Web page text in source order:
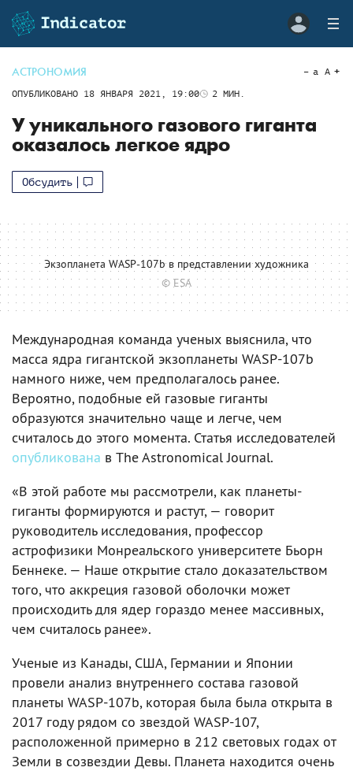
АСТРОНОМИЯ
ОПУБЛИКОВАНО 18 ЯНВАРЯ 2021, 19:00 2 МИН.
a A
У уникального газового гиганта
оказалось легкое ядро
Обсудить
Экзопланета WASP-107b в представлении художника
© ESA
Международная команда ученых выяснила, что
масса ядра гигантской экзопланеты WASP-107b
намного ниже, чем предполагалось ранее.
Вероятно, подобные ей газовые гиганты
образуются значительно чаще и легче, чем
считалось до этого момента. Статья исследователей
опубликована в The Astronomical Journal.
«В этой работе мы рассмотрели, как планеты-
гиганты формируются и растут, — говорит
руководитель исследования, профессор
астрофизики Монреальского университете Бьорн
Беннеке. — Наше открытие стало доказательством
того, что аккреция газовой оболочки может
происходить для ядер гораздо менее массивных,
чем считалось ранее».
Ученые из Канады, США, Германии и Японии
провели анализ внутреннего состава газовой
планеты WASP-107b, которая была была открыта в
2017 году рядом со звездой WASP-107,
расположенной примерно в 212 световых годах от
Земли в созвездии Девы. Планета находится очень